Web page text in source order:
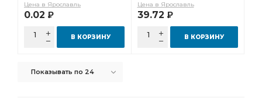
Цена в Ярославль
0.02 Р
В КОРЗИНУ
Цена в Ярославль
39.72 Р
В КОРЗИНУ
Показывать по 24